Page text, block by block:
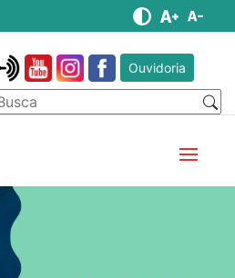
Ouvidoria